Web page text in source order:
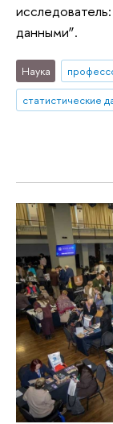
данными”.
Наука
статистические